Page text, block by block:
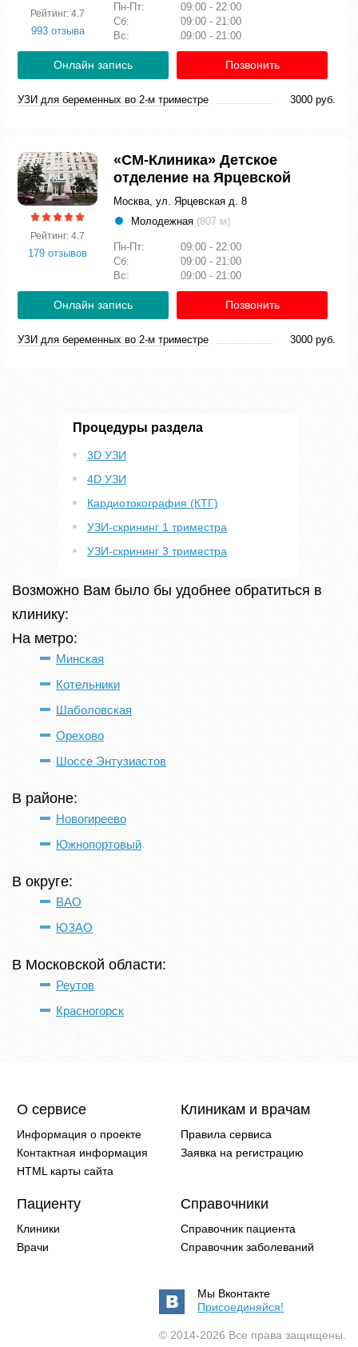
Рейтинг: 4.7
993 отзыва
Пн-Пт:
09:00 - 22:00
Сб:
09:00 - 21:00
Вс:
09:00 - 21:00
Онлайн запись Позвонить
УЗИ для беременных во 2-м триместре 3000 руб.
Рейтинг: 4.7
179 отзывов
«СМ-Клиника» Детское
отделение на Ярцевской
Москва, ул. Ярцевская д. 8
Молодежная (807 м)
Пн-Пт:
09:00 - 22:00
Сб:
09:00 - 21:00
Вс:
09:00 - 21:00
Онлайн запись Позвонить
УЗИ для беременных во 2-м триместре 3000 руб.
Процедуры раздела
3D УЗИ
4D УЗИ
Кардиотокография (КТГ)
УЗИ-скрининг 1 триместра
УЗИ-скрининг 3 триместра
Возможно Вам было бы удобнее обратиться в
клинику:
На метро:
Минская
Котельники
Шаболовская
Орехово
Шоссе Энтузиастов
В районе:
Новогиреево
Южнопортовый
В округе:
ВАО
ЮЗАО
В Московской области:
Реутов
Красногорск
О сервисе
Информация о проекте
Контактная информация
HTML карты сайта
Клиникам и врачам
Правила сервиса
Заявка на регистрацию
Пациенту
Клиники
Врачи
Справочники
Справочник пациента
Справочник заболеваний
Мы Вконтакте
Присоединяйся!
© 2014-2026 Все права защищены.